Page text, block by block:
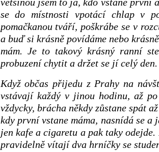
se do místnosti vpotácí chlap v
pomačkanou tváří, poškrábe se v
a buď si krásně povídáme nebo
mám. Je to takový krásný ranní
probuzení chytit a držet se jí celý den.
Když občas přijedu z Prahy na
vstávají každý v jinou hodinu, až
vždycky, brácha někdy zůstane spát
kdy první vstane máma, nasnídá se
jen kafe a cigaretu a pak taky
pravidelně vítají dva hrníčky se